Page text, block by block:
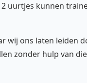
uurtjes kunnen
wij ons laten leiden
zonder hulp van